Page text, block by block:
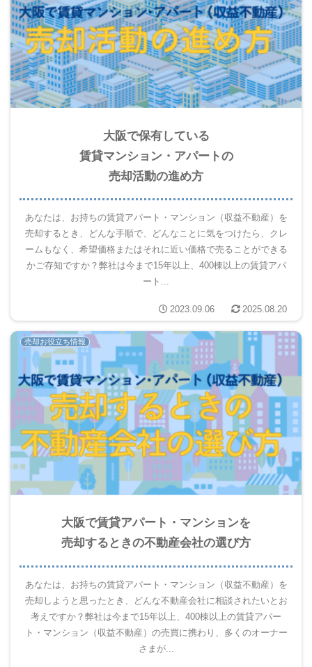
大阪で保有している
賃貸マンション・アパートの
売却活動の進め方
あなたは、お持ちの賃貸アパート・マンション（収益不動産）を
売却するとき、どんな手順で、どんなことに気をつけたら、クレ
ームもなく、希望価格またはそれに近い価格で売ることができる
かご存知ですか？弊社は今まで15年以上、400棟以上の賃貸アパ
ート...
2023.09.06 2025.08.20
売却お役立ち情報
大阪で賃貸アパート・マンションを
売却するときの不動産会社の選び方
あなたは、お持ちの賃貸アパート・マンション（収益不動産）を
売却しようと思ったとき、どんな不動産会社に相談されたいとお
考えですか？弊社は今まで15年以上、400棟以上の賃貸アパー
ト・マンション（収益不動産）の売買に携わり、多くのオーナー
さまが...